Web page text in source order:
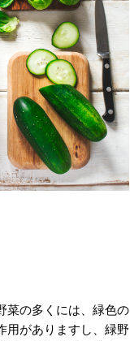
菜の多くには、緑色の
用がありますし、緑野